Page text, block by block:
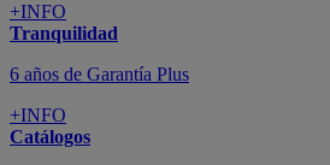
+INFO
Tranquilidad
6 años de Garantía Plus
+INFO
Catálogos